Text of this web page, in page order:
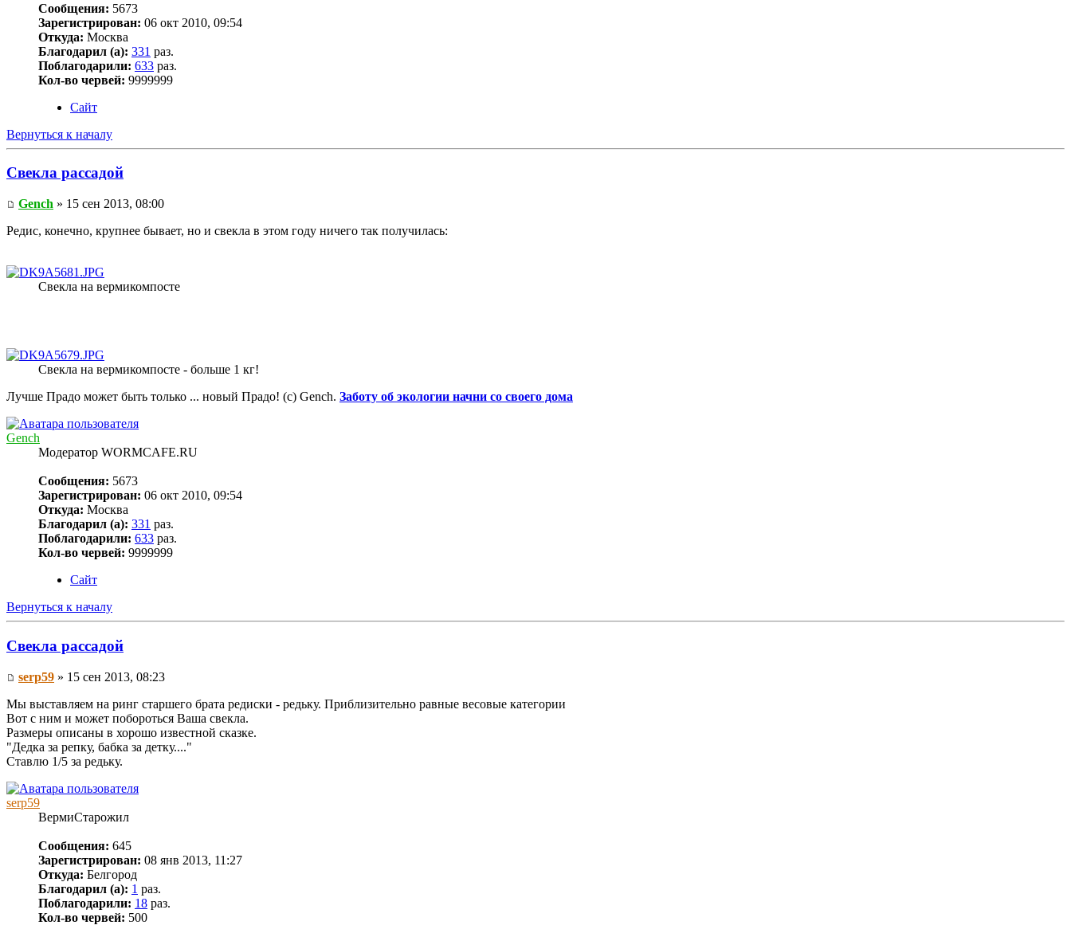
Сообщения: 5673
Зарегистрирован: 06 окт 2010, 09:54
Откуда: Москва
Благодарил (а): 331 раз.
Поблагодарили: 633 раз.
Кол-во червей: 9999999
Сайт
Вернуться к началу
Свекла рассадой
Gench » 15 сен 2013, 08:00
Редис, конечно, крупнее бывает, но и свекла в этом году ничего так получилась:
Свекла на вермикомпосте
Свекла на вермикомпосте - больше 1 кг!
Лучше Прадо может быть только ... новый Прадо! (c) Gench. Заботу об экологии начни со своего дома
Gench
Модератор WORMCAFE.RU
Сообщения: 5673
Зарегистрирован: 06 окт 2010, 09:54
Откуда: Москва
Благодарил (а): 331 раз.
Поблагодарили: 633 раз.
Кол-во червей: 9999999
Сайт
Вернуться к началу
Свекла рассадой
serp59 » 15 сен 2013, 08:23
Мы выставляем на ринг старшего брата редиски - редьку. Приблизительно равные весовые категории
Вот с ним и может побороться Ваша свекла.
Размеры описаны в хорошо известной сказке.
"Дедка за репку, бабка за детку...."
Ставлю 1/5 за редьку.
serp59
ВермиСтарожил
Сообщения: 645
Зарегистрирован: 08 янв 2013, 11:27
Откуда: Белгород
Благодарил (а): 1 раз.
Поблагодарили: 18 раз.
Кол-во червей: 500